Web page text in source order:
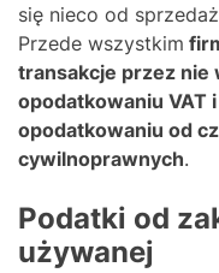
się nieco od
Przede wszystkim
transakcje przez nie
opodatkowaniu VAT
opodatkowaniu od
cywilnoprawnych.
Podatki od
używanej